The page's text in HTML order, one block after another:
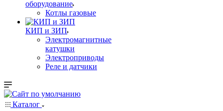
оборудование
Котлы газовые
КИП и ЗИП
Электромагнитные
катушки
Электроприводы
Реле и датчики
Каталог